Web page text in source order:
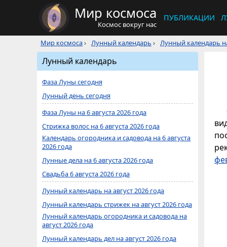
Мир космоса
Космос вокруг нас
ПУБЛИКАЦИИ
Мир космоса› Лунный календарь › Лунный календарь
Лунный календарь
Фаза Луны сегодня
Лунный день сегодня
Фаза Луны на 6 августа 2026 года
Стрижка волос на 6 августа 2026 года
Календарь огородника и садовода на 6 августа
2026 года
Лунные дела на 6 августа 2026 года
Свадьба 6 августа 2026 года
Лунный календарь на август 2026 года
Лунный календарь стрижек на август 2026 года
Лунный календарь огородника и садовода на
август 2026 года
Лунный календарь дел на август 2026 года